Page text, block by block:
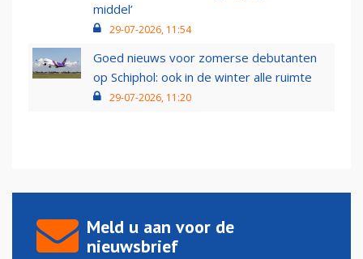
middel’
29-07-2026, 11:54
Goed nieuws voor zomerse debutanten
op Schiphol: ook in de winter alle ruimte
29-07-2026, 11:20
Meld u aan voor de
nieuwsbrief